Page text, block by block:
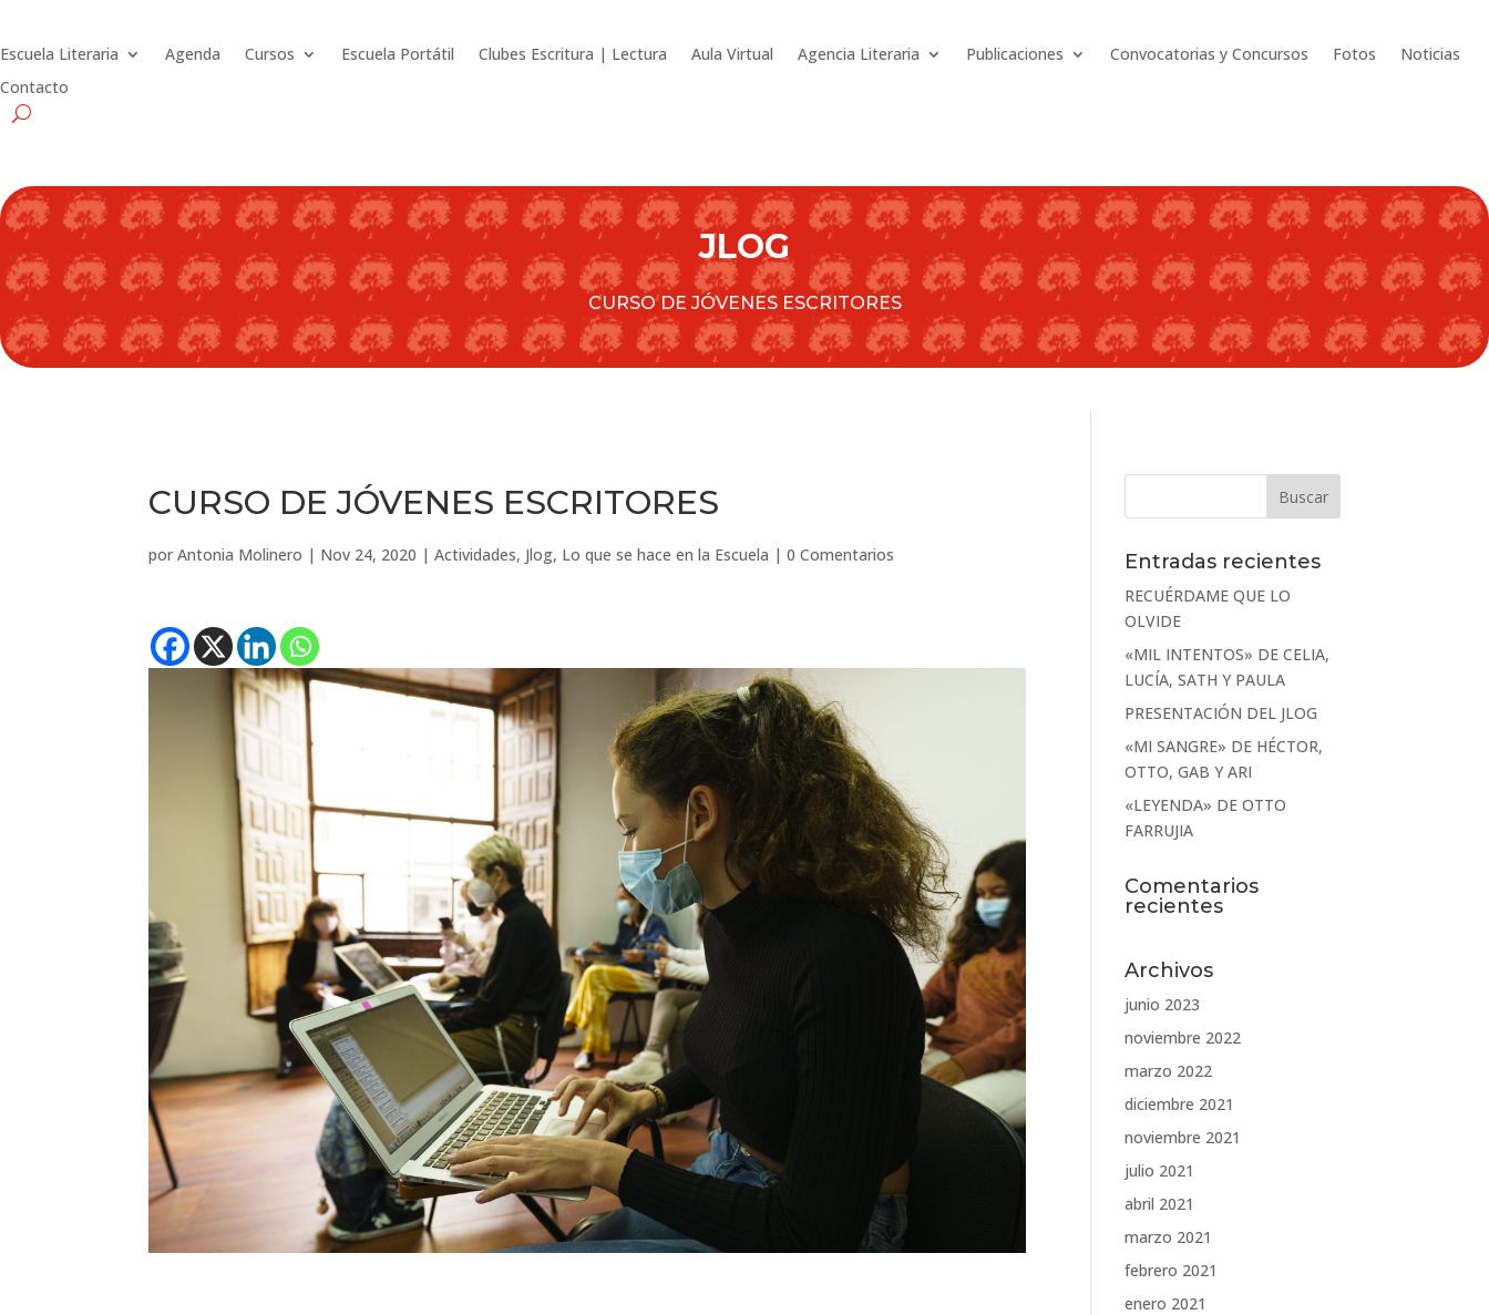
Escuela Literaria Agenda Cursos Escuela Portátil Clubes Escritura | Lectura Aula Virtual Agencia Literaria Publicaciones Convocatorias y Concursos Fotos
Noticias
Contacto
JLOG
CURSO DE JÓVENES ESCRITORES
CURSO DE JÓVENES ESCRITORES
porAntonia Molinero | Nov 24, 2020 |Actividades, Jlog, Lo que se hace en la Escuela |0 Comentarios Entradas recientes
RECUÉRDAME QUE LO
OLVIDE
«MIL INTENTOS» DE CELIA,
LUCÍA, SATH Y PAULA
PRESENTACIÓN DEL JLOG
«MI SANGRE» DE HÉCTOR,
OTTO, GAB Y ARI
«LEYENDA» DE OTTO
FARRUJIA
Comentarios
recientes
Archivos
junio 2023
noviembre 2022
marzo 2022
diciembre 2021
noviembre 2021
julio 2021
abril 2021
marzo 2021
febrero 2021
enero 2021